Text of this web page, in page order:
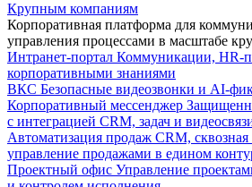
Крупным компаниям
Корпоративная платформа для
управления процессами в масштабе
Интранет-портал Коммуникации, HR-
корпоративными знаниями
ВКС Безопасные видеозвонки и AI-
Корпоративный мессенджер
с интеграцией CRM, задач и
Автоматизация продаж CRM,
управление продажами в едином
Проектный офис Управление